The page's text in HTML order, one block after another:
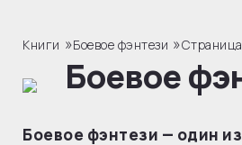
Книги »Боевое фэнтези »
Боевое
Боевое фэнтези — один